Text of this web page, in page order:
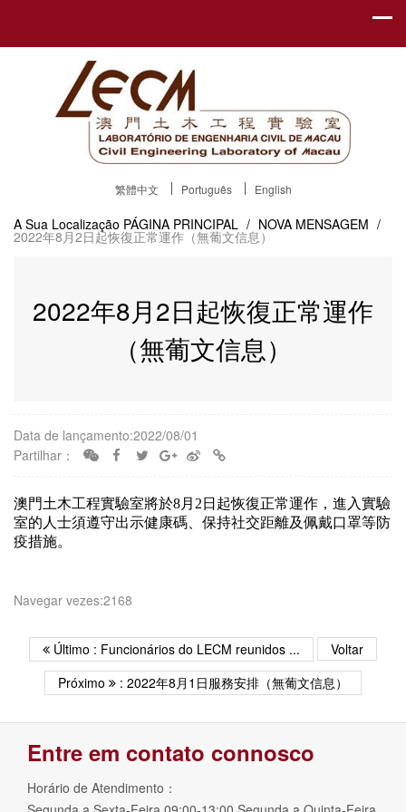
繁體中文 Português English
A Sua Localização PÁGINA PRINCIPAL / NOVA MENSAGEM /
2022年8月2日起恢復正常運作（無葡文信息）
2022年8月2日起恢復正常運作
（無葡文信息）
Data de lançamento:2022/08/01
Partilhar：
澳門土木工程實驗室將於8月2日起恢復正常運作，進入實驗
室的人士須遵守出示健康碼、保持社交距離及佩戴口罩等防
疫措施。
Navegar vezes:2168
Último : Funcionários do LECM reunidos ...
Voltar
Próximo
: 2022年8月1日服務安排（無葡文信息）
Entre em contato connosco
Horário de Atendimento：